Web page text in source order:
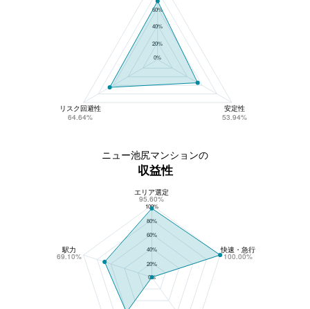
60%
40%
20%
0%
リスク回避性
64.64%
安定性
53.94%
ニュー池尻マンションの
収益性
ニュー池尻マンションの収益性
100%
80%
60%
40%
20%
0%
エリア選定
95.60%
駅力
69.10%
快速・急行
100.00%